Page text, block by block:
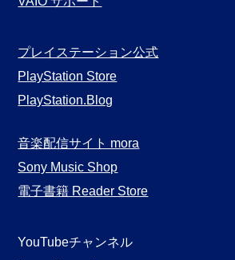
プレイステーション公式
PlayStation Store
PlayStation.Blog
音楽配信サイト mora
Sony Music Shop
電子書籍 Reader Store
YouTubeチャンネル